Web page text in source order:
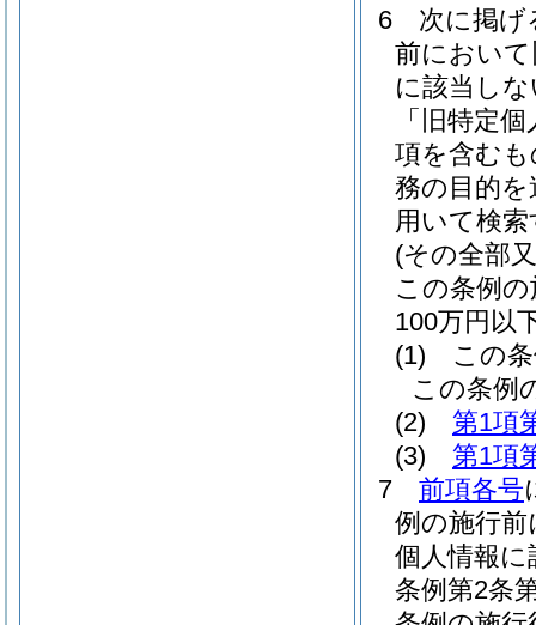
6
次に掲げ
前におい
に該当し
「旧特定
項を含む
務の目的
用いて検
(その全部
この条例
100万円以
(1)
この
この条例
(2)
第1項
(3)
第1項
7
前項各号
例の施行
個人情報
条例第2条